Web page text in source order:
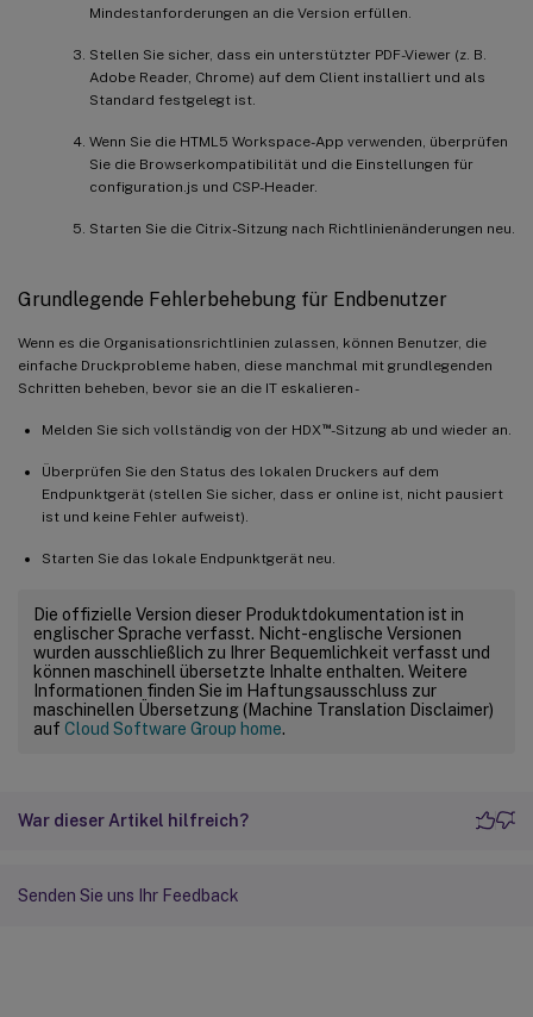
Mindestanforderungen an die Version erfüllen.
Stellen Sie sicher, dass ein unterstützter PDF-Viewer (z. B.
Adobe Reader, Chrome) auf dem Client installiert und als
Standard festgelegt ist.
Wenn Sie die HTML5 Workspace-App verwenden, überprüfen
Sie die Browserkompatibilität und die Einstellungen für
configuration.js und CSP-Header.
Starten Sie die Citrix-Sitzung nach Richtlinienänderungen neu.
Grundlegende Fehlerbehebung für Endbenutzer
Wenn es die Organisationsrichtlinien zulassen, können Benutzer, die
einfache Druckprobleme haben, diese manchmal mit grundlegenden
Schritten beheben, bevor sie an die IT eskalieren -
Melden Sie sich vollständig von der HDX ™-Sitzung ab und wieder an.
Überprüfen Sie den Status des lokalen Druckers auf dem
Endpunktgerät (stellen Sie sicher, dass er online ist, nicht pausiert
ist und keine Fehler aufweist).
Starten Sie das lokale Endpunktgerät neu.
Die offizielle Version dieser Produktdokumentation ist in
englischer Sprache verfasst. Nicht-englische Versionen
wurden ausschließlich zu Ihrer Bequemlichkeit verfasst und
können maschinell übersetzte Inhalte enthalten. Weitere
Informationen finden Sie im Haftungsausschluss zur
maschinellen Übersetzung (Machine Translation Disclaimer)
auf Cloud Software Group home.
War dieser Artikel hilfreich?
Senden Sie uns Ihr Feedback